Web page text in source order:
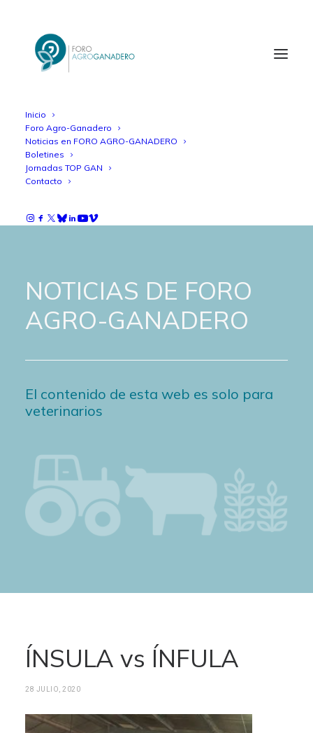
Inicio
Foro Agro-Ganadero
Noticias en FORO AGRO-GANADERO
Boletines
Jornadas TOP GAN
Contacto
NOTICIAS DE FORO
AGRO-GANADERO
El contenido de esta web es solo para
veterinarios
ÍNSULA vs ÍNFULA
28 JULIO, 2020